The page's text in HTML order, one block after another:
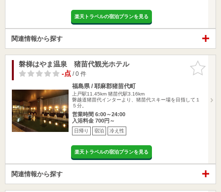
楽天トラベルの宿泊プランを見る
関連情報から探す
お気に入
りに追加
磐梯はやま温泉 猪苗代観光ホテル
-点/ 0 件
福島県 / 耶麻郡猪苗代町
上戸駅11.45km 猪苗代駅3.16km
磐越道猪苗代インターより、猪苗代スキー場を目指して１
５分。
営業時間 6:00～24:00
入浴料金 700円～
日帰り 宿泊 冷え性
楽天トラベルの宿泊プランを見る
関連情報から探す